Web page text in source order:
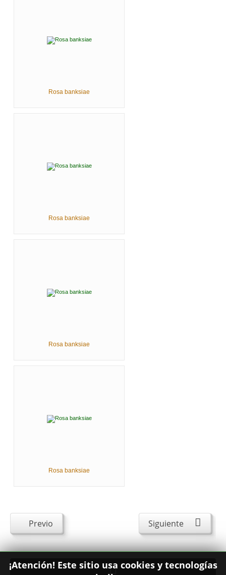
Rosa banksiae
Rosa banksiae
Rosa banksiae
Rosa banksiae
Previo Siguiente
¡Atención! Este sitio usa cookies y tecnologías